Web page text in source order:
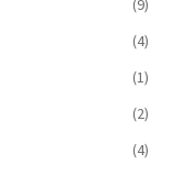
(9)
(4)
(1)
(2)
(4)